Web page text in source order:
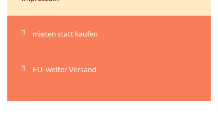
mieten statt kaufen
EU-weiter Versand